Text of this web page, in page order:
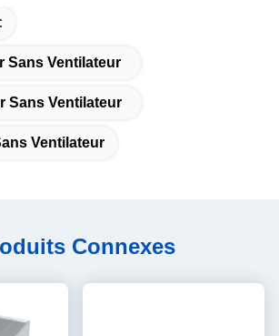
Sans Ventilateur
Sans Ventilateur
Ventilateur
Connexes